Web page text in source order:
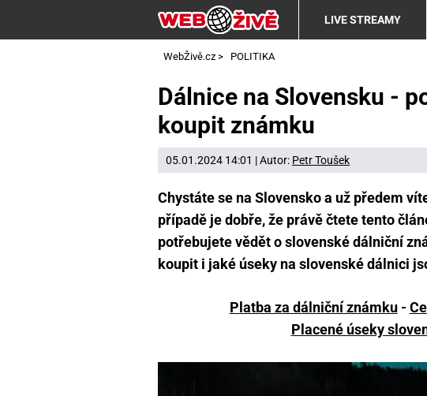
LIVE STREAMY
WebŽivě.cz > POLITIKA
Dálnice na Slovensku -
koupit známku
05.01.2024 14:01 | Autor: Petr Toušek
Chystáte se na Slovensko a už předem
případě je dobře, že právě čtete tento
potřebujete vědět o slovenské dálniční
koupit i jaké úseky na slovenské dálnici
Platba za dálniční známku-
Placené úseky